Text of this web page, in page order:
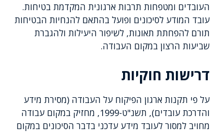
העובדים ומטפחות תרבות ארגונית המקדמת בטיחות.
עובד המודע לסיכונים ופועל בהתאם להנחיות הבטיחות
תורם להפחתת תאונות, לשיפור היעילות ולהגברת
שביעות הרצון במקום העבודה.
דרישות חוקיות
על פי תקנות ארגון הפיקוח על העבודה (מסירת מידע
והדרכת עובדים), תשנ"ט-1999, מחזיק במקום עבודה
מחויב למסור לעובד מידע עדכני בדבר הסיכונים במקום